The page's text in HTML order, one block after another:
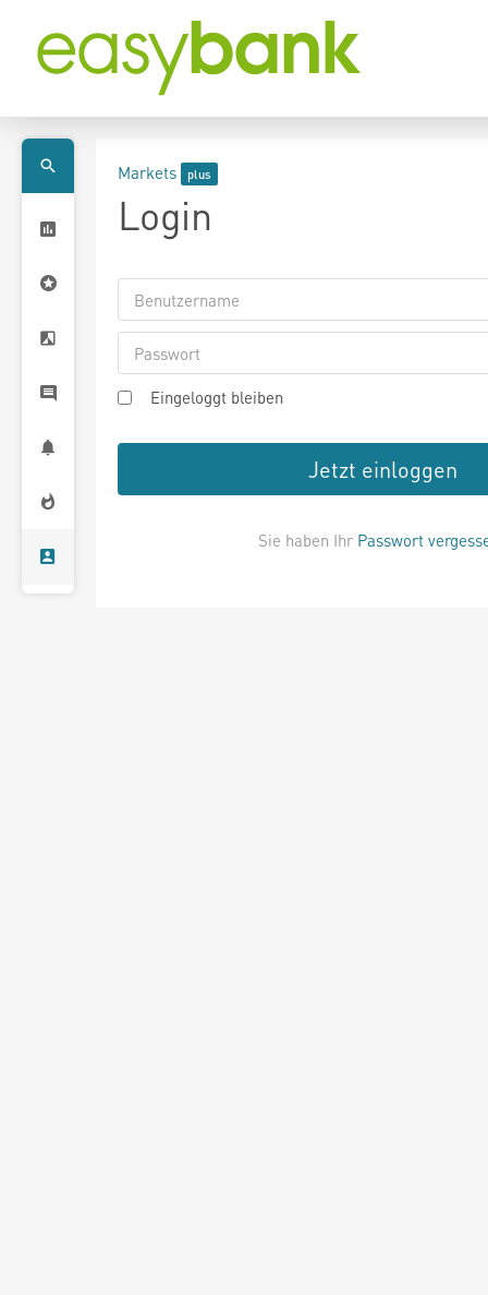
Markets
Login
Eingeloggt bleiben
Jetzt einloggen
Sie haben Ihr Passwort